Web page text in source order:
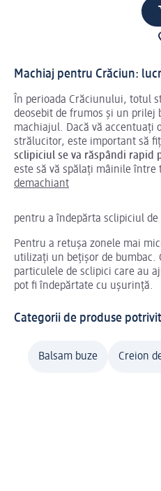
Machiaj pentru Crăciun:
În perioada Crăciunului, totul
deosebit de frumos și un prilej
machiajul. Dacă vă accentuați
strălucitor, este important să
sclipiciul se va răspândi rapid
este să vă spălați mâinile între
demachiant
pentru a îndepărta sclipiciul de
Pentru a retușa zonele mai
utilizați un bețișor de bumbac.
particulele de sclipici care au
pot fi îndepărtate cu ușurință.
Categorii de produse
Balsam buze Creion